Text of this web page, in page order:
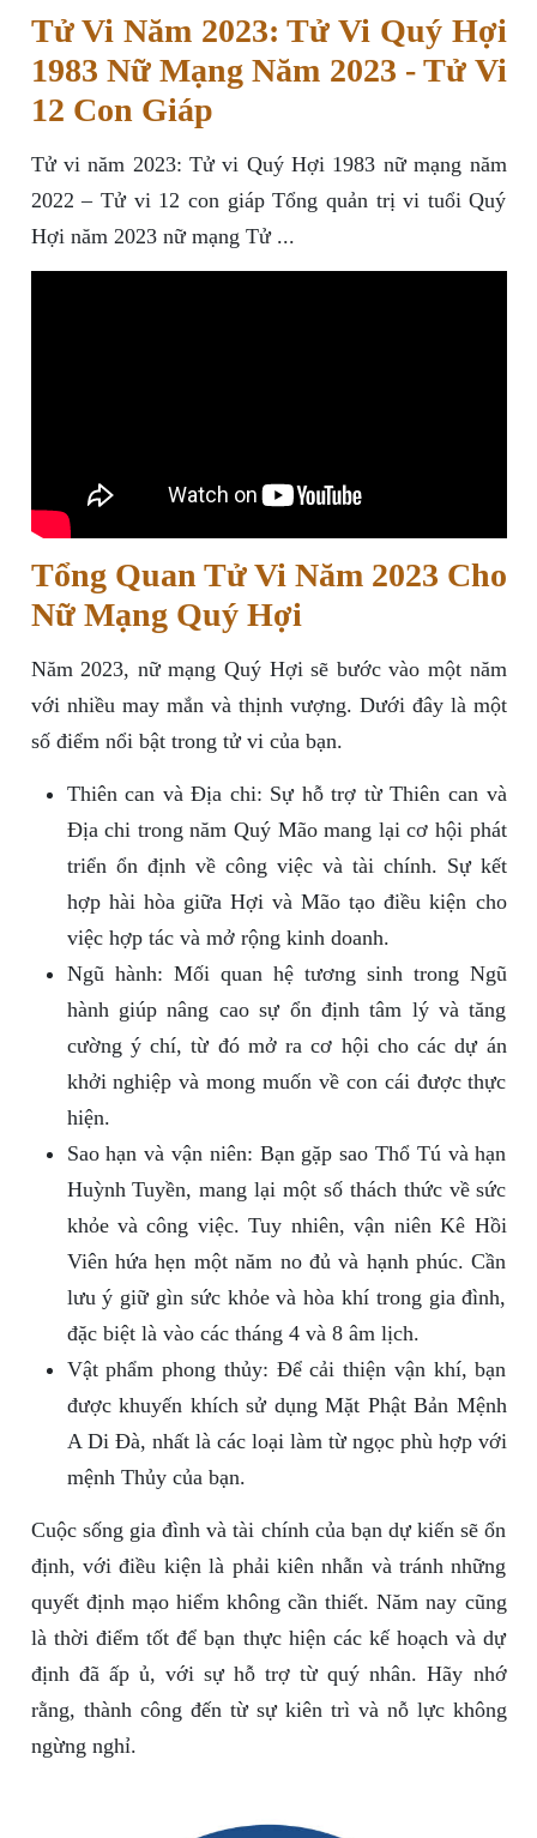
Tử Vi Năm 2023: Tử Vi Quý Hợi
1983 Nữ Mạng Năm 2023 - Tử Vi
12 Con Giáp
Tử vi năm 2023: Tử vi Quý Hợi 1983 nữ mạng năm
2022 – Tử vi 12 con giáp Tổng quản trị vi tuổi Quý
Hợi năm 2023 nữ mạng Tử ...
Tổng Quan Tử Vi Năm 2023 Cho
Nữ Mạng Quý Hợi
Năm 2023, nữ mạng Quý Hợi sẽ bước vào một năm
với nhiều may mắn và thịnh vượng. Dưới đây là một
số điểm nổi bật trong tử vi của bạn.
Thiên can và Địa chi: Sự hỗ trợ từ Thiên can và
Địa chi trong năm Quý Mão mang lại cơ hội phát
triển ổn định về công việc và tài chính. Sự kết
hợp hài hòa giữa Hợi và Mão tạo điều kiện cho
việc hợp tác và mở rộng kinh doanh.
Ngũ hành: Mối quan hệ tương sinh trong Ngũ
hành giúp nâng cao sự ổn định tâm lý và tăng
cường ý chí, từ đó mở ra cơ hội cho các dự án
khởi nghiệp và mong muốn về con cái được thực
hiện.
Sao hạn và vận niên: Bạn gặp sao Thổ Tú và hạn
Huỳnh Tuyền, mang lại một số thách thức về sức
khỏe và công việc. Tuy nhiên, vận niên Kê Hồi
Viên hứa hẹn một năm no đủ và hạnh phúc. Cần
lưu ý giữ gìn sức khỏe và hòa khí trong gia đình,
đặc biệt là vào các tháng 4 và 8 âm lịch.
Vật phẩm phong thủy: Để cải thiện vận khí, bạn
được khuyến khích sử dụng Mặt Phật Bản Mệnh
A Di Đà, nhất là các loại làm từ ngọc phù hợp với
mệnh Thủy của bạn.
Cuộc sống gia đình và tài chính của bạn dự kiến sẽ ổn
định, với điều kiện là phải kiên nhẫn và tránh những
quyết định mạo hiểm không cần thiết. Năm nay cũng
là thời điểm tốt để bạn thực hiện các kế hoạch và dự
định đã ấp ủ, với sự hỗ trợ từ quý nhân. Hãy nhớ
rằng, thành công đến từ sự kiên trì và nỗ lực không
ngừng nghỉ.